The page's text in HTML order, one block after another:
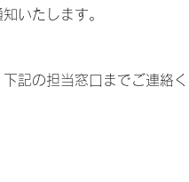
いたします。
記の担当窓口までご連絡く